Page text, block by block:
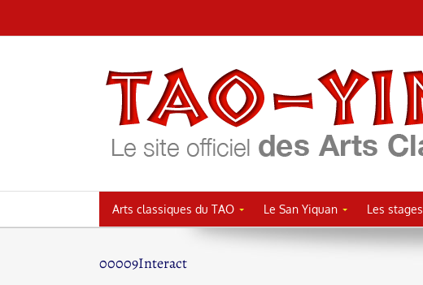
au
Arts classiques du TAO Le San Yiquan Les stages
00009Interact